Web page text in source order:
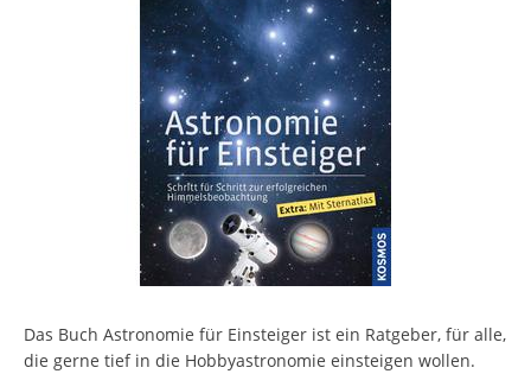
Das Buch Astronomie für Einsteiger ist ein Ratgeber, für alle,
die gerne tief in die Hobbyastronomie einsteigen wollen.